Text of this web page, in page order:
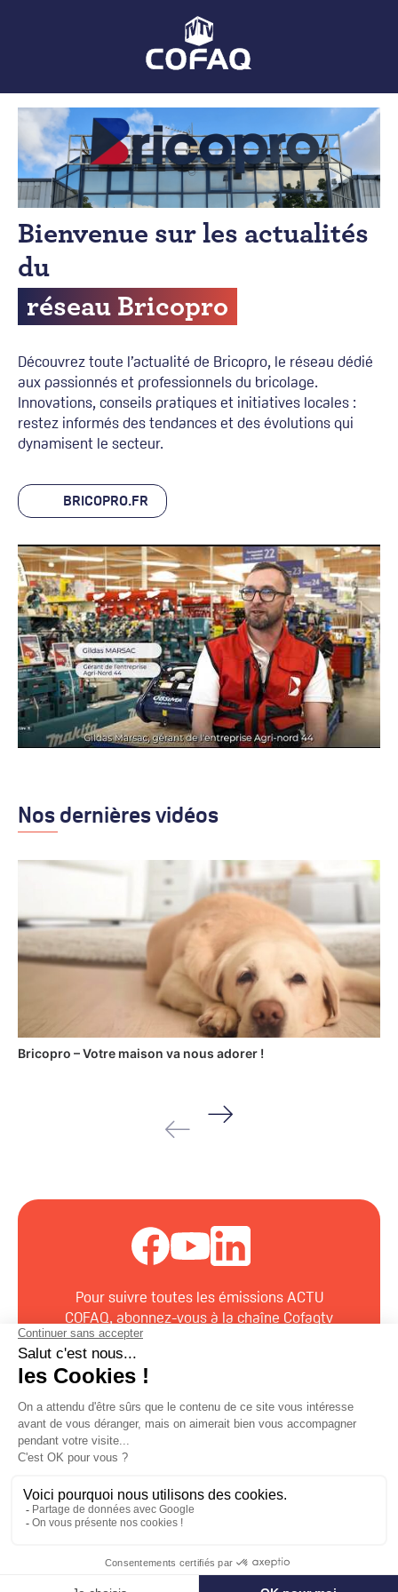
☰
Bienvenue sur les actualités
du
réseau Bricopro
Découvrez toute l’actualité de Bricopro, le réseau dédié
aux passionnés et professionnels du bricolage.
Innovations, conseils pratiques et initiatives locales :
restez informés des tendances et des évolutions qui
dynamisent le secteur.
BRICOPRO.FR
Nos dernières vidéos
Bricopro – Votre maison va nous adorer !
Pour suivre toutes les émissions ACTU
COFAQ, abonnez-vous à la chaîne Cofaqtv
surYoutube
Mentions légales |Politiques de confidentialités
Tous droits réservés | Réalisation :